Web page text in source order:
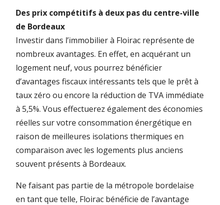
Des prix compétitifs à deux pas du centre-ville
de Bordeaux
Investir dans l’immobilier à Floirac représente de
nombreux avantages. En effet, en acquérant un
logement neuf, vous pourrez bénéficier
d’avantages fiscaux intéressants tels que le prêt à
taux zéro ou encore la réduction de TVA immédiate
à 5,5%. Vous effectuerez également des économies
réelles sur votre consommation énergétique en
raison de meilleures isolations thermiques en
comparaison avec les logements plus anciens
souvent présents à Bordeaux.
Ne faisant pas partie de la métropole bordelaise
en tant que telle, Floirac bénéficie de l’avantage